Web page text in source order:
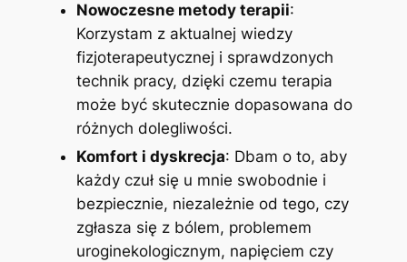
Nowoczesne metody terapii:
Korzystam z aktualnej wiedzy
fizjoterapeutycznej i sprawdzonych
technik pracy, dzięki czemu terapia
może być skutecznie dopasowana do
różnych dolegliwości.
Komfort i dyskrecja: Dbam o to, aby
każdy czuł się u mnie swobodnie i
bezpiecznie, niezależnie od tego, czy
zgłasza się z bólem, problemem
uroginekologicznym, napięciem czy